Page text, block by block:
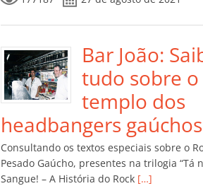
e
b
o
o
k
er l s
A
p
p
e
dI
n
gl
e
Cl
a
ss
ro
o
m
k
m
p
ar
til
h
ar
Bar João:
tudo sobre o
templo dos
headbangers gaúchos
Consultando os textos especiais sobre o
Pesado Gaúcho, presentes na trilogia “Tá
Sangue! – A História do Rock […]